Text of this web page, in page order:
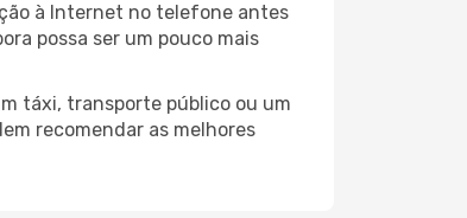
à Internet no telefone antes
possa ser um pouco mais
táxi, transporte público ou um
recomendar as melhores